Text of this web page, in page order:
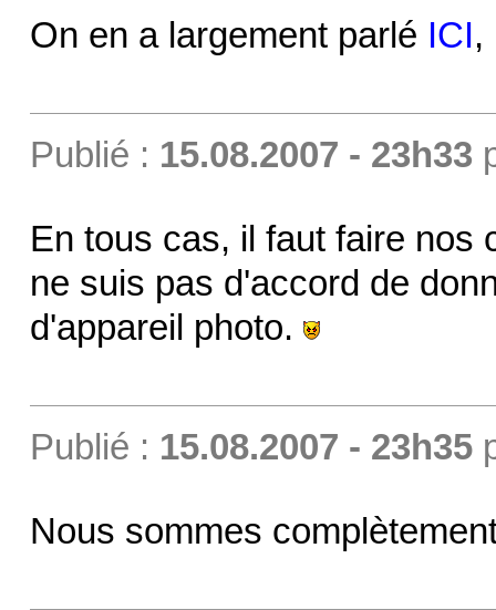
On en a largement parlé ICI,
Publié : 15.08.2007 - 23h33
En tous cas, il faut faire nos
ne suis pas d'accord de
d'appareil photo.
Publié : 15.08.2007 - 23h35
Nous sommes